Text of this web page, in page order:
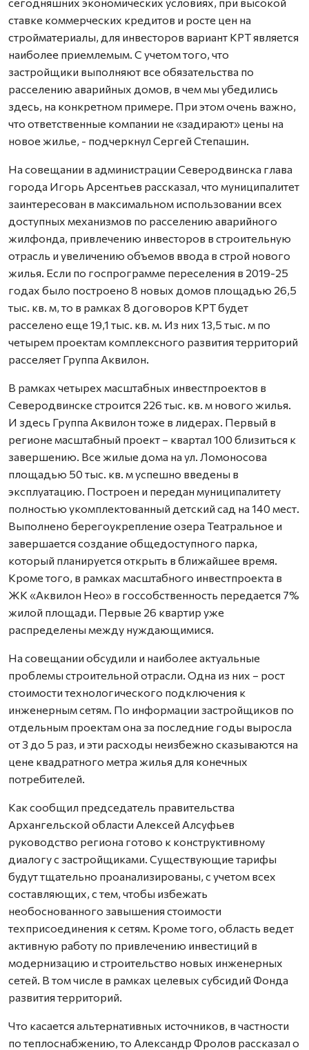
ставке коммерческих кредитов и росте цен на
стройматериалы, для инвесторов вариант КРТ является
наиболее приемлемым. С учетом того, что
застройщики выполняют все обязательства по
расселению аварийных домов, в чем мы убедились
здесь, на конкретном примере. При этом очень важно,
что ответственные компании не «задирают» цены на
новое жилье, - подчеркнул Сергей Степашин.
На совещании в администрации Северодвинска глава
города Игорь Арсентьев рассказал, что муниципалитет
заинтересован в максимальном использовании всех
доступных механизмов по расселению аварийного
жилфонда, привлечению инвесторов в строительную
отрасль и увеличению объемов ввода в строй нового
жилья. Если по госпрограмме переселения в 2019-25
годах было построено 8 новых домов площадью 26,5
тыс. кв. м, то в рамках 8 договоров КРТ будет
расселено еще 19,1 тыс. кв. м. Из них 13,5 тыс. м по
четырем проектам комплексного развития территорий
расселяет Группа Аквилон.
В рамках четырех масштабных инвестпроектов в
Северодвинске строится 226 тыс. кв. м нового жилья.
И здесь Группа Аквилон тоже в лидерах. Первый в
регионе масштабный проект – квартал 100 близиться к
завершению. Все жилые дома на ул. Ломоносова
площадью 50 тыс. кв. м успешно введены в
эксплуатацию. Построен и передан муниципалитету
полностью укомплектованный детский сад на 140 мест.
Выполнено берегоукрепление озера Театральное и
завершается создание общедоступного парка,
который планируется открыть в ближайшее время.
Кроме того, в рамках масштабного инвестпроекта в
ЖК «Аквилон Нео» в госсобственность передается 7%
жилой площади. Первые 26 квартир уже
распределены между нуждающимися.
На совещании обсудили и наиболее актуальные
проблемы строительной отрасли. Одна из них – рост
стоимости технологического подключения к
инженерным сетям. По информации застройщиков по
отдельным проектам она за последние годы выросла
от 3 до 5 раз, и эти расходы неизбежно сказываются на
цене квадратного метра жилья для конечных
потребителей.
Как сообщил председатель правительства
Архангельской области Алексей Алсуфьев
руководство региона готово к конструктивному
диалогу с застройщиками. Существующие тарифы
будут тщательно проанализированы, с учетом всех
составляющих, с тем, чтобы избежать
необоснованного завышения стоимости
техприсоединения к сетям. Кроме того, область ведет
активную работу по привлечению инвестиций в
модернизацию и строительство новых инженерных
сетей. В том числе в рамках целевых субсидий Фонда
развития территорий.
Что касается альтернативных источников, в частности
по теплоснабжению, то Александр Фролов рассказал о